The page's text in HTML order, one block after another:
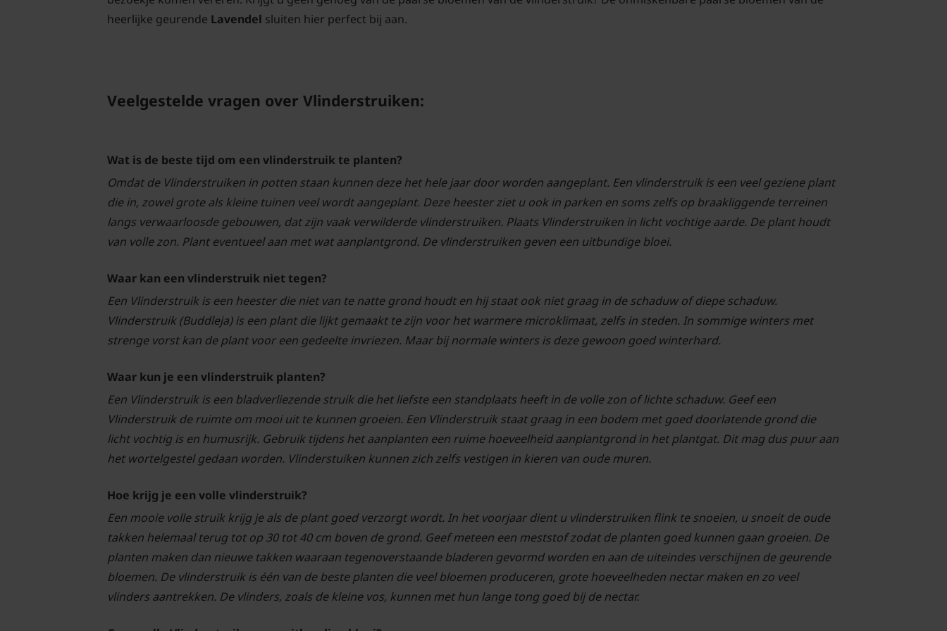
heerlijke geurende Lavendel sluiten hier perfect bij aan.
Veelgestelde vragen over Vlinderstruiken:
Wat is de beste tijd om een vlinderstruik te planten?
Omdat de Vlinderstruiken in potten staan kunnen deze het hele jaar door worden aangeplant. Een vlinderstruik is een veel geziene plant
die in, zowel grote als kleine tuinen veel wordt aangeplant. Deze heester ziet u ook in parken en soms zelfs op braakliggende terreinen
langs verwaarloosde gebouwen, dat zijn vaak verwilderde vlinderstruiken. Plaats Vlinderstruiken in licht vochtige aarde. De plant houdt
van volle zon. Plant eventueel aan met wat aanplantgrond. De vlinderstruiken geven een uitbundige bloei.
Waar kan een vlinderstruik niet tegen?
Een Vlinderstruik is een heester die niet van te natte grond houdt en hij staat ook niet graag in de schaduw of diepe schaduw.
Vlinderstruik (Buddleja) is een plant die lijkt gemaakt te zijn voor het warmere microklimaat, zelfs in steden. In sommige winters met
strenge vorst kan de plant voor een gedeelte invriezen. Maar bij normale winters is deze gewoon goed winterhard.
Waar kun je een vlinderstruik planten?
Een Vlinderstruik is een bladverliezende struik die het liefste een standplaats heeft in de volle zon of lichte schaduw. Geef een
Vlinderstruik de ruimte om mooi uit te kunnen groeien. Een Vlinderstruik staat graag in een bodem met goed doorlatende grond die
licht vochtig is en humusrijk. Gebruik tijdens het aanplanten een ruime hoeveelheid aanplantgrond in het plantgat. Dit mag dus puur aan
het wortelgestel gedaan worden. Vlinderstuiken kunnen zich zelfs vestigen in kieren van oude muren.
Hoe krijg je een volle vlinderstruik?
Een mooie volle struik krijg je als de plant goed verzorgt wordt. In het voorjaar dient u vlinderstruiken flink te snoeien, u snoeit de oude
takken helemaal terug tot op 30 tot 40 cm boven de grond. Geef meteen een meststof zodat de planten goed kunnen gaan groeien. De
planten maken dan nieuwe takken waaraan tegenoverstaande bladeren gevormd worden en aan de uiteindes verschijnen de geurende
bloemen. De vlinderstruik is één van de beste planten die veel bloemen produceren, grote hoeveelheden nectar maken en zo veel
vlinders aantrekken. De vlinders, zoals de kleine vos, kunnen met hun lange tong goed bij de nectar.